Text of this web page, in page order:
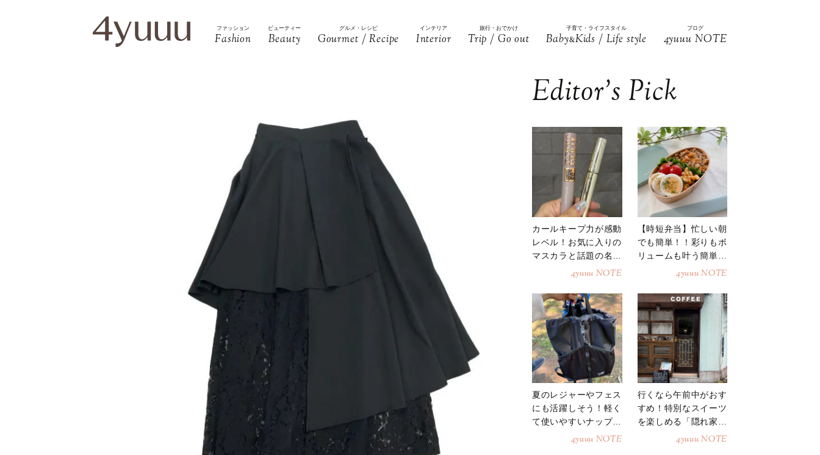
ファッション
Fashion
ビューティー
Beauty
グルメ・レシピ
Gourmet / Recipe
インテリア
Interior
旅行・おでかけ
Trip / Go out
子育て・ライフスタイル
Baby&Kids / Life style
ブログ
4yuuu NOTE
Editor’s Pick
カールキープ力が感動
レベル！お気に入りの
マスカラと話題の名品
4yuuu NOTE
【時短弁当】忙しい朝
でも簡単！！彩りもボ
リュームも叶う簡単そ
4yuuu NOTE
夏のレジャーやフェス
にも活躍しそう！軽く
て使いやすいナップサ
4yuuu NOTE
行くなら午前中がおす
すめ！特別なスイーツ
を楽しめる「隠れ家カ
4yuuu NOTE